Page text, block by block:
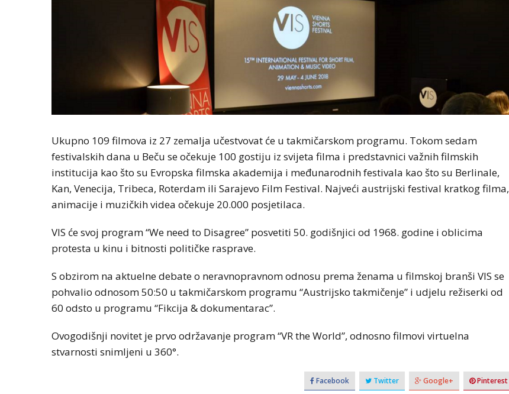
Ukupno 109 filmova iz 27 zemalja učestvovat će u takmičarskom programu. Tokom sedam
festivalskih dana u Beču se očekuje 100 gostiju iz svijeta filma i predstavnici važnih filmskih
institucija kao što su Evropska filmska akademija i međunarodnih festivala kao što su Berlinale,
Kan, Venecija, Tribeca, Roterdam ili Sarajevo Film Festival. Najveći austrijski festival kratkog filma,
animacije i muzičkih videa očekuje 20.000 posjetilaca.
VIS će svoj program “We need to Disagree” posvetiti 50. godišnjici od 1968. godine i oblicima
protesta u kinu i bitnosti političke rasprave.
S obzirom na aktuelne debate o neravnopravnom odnosu prema ženama u filmskoj branši VIS se
pohvalio odnosom 50:50 u takmičarskom programu “Austrijsko takmičenje” i udjelu režiserki od
60 odsto u programu “Fikcija & dokumentarac”.
Ovogodišnji novitet je prvo održavanje program “VR the World”, odnosno filmovi virtuelna
stvarnosti snimljeni u 360°.
Facebook Twitter Google+ Pinterest